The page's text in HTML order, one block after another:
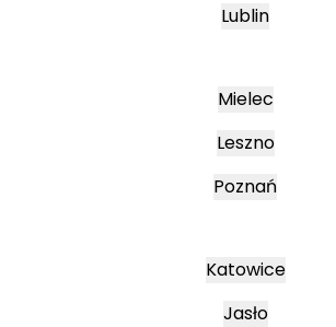
Lublin
Mielec
Leszno
Poznań
Katowice
Jasło